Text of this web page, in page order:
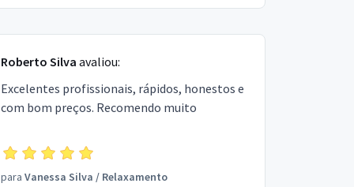
Roberto Silva avaliou:
Excelentes profissionais, rápidos, honestos e
com bom preços. Recomendo muito
para Vanessa Silva / Relaxamento